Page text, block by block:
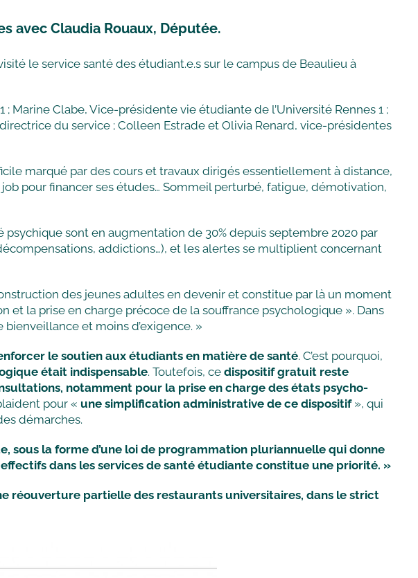
avec Claudia Rouaux, Députée.
le service santé des étudiant.e.s sur le campus de Beaulieu à
Marine Clabe, Vice-présidente vie étudiante de l’Université Rennes 1 ;
du service ; Colleen Estrade et Olivia Renard, vice-présidentes
marqué par des cours et travaux dirigés essentiellement à distance,
pour financer ses études… Sommeil perturbé, fatigue, démotivation,
sont en augmentation de 30% depuis septembre 2020 par
addictions…), et les alertes se multiplient concernant
des jeunes adultes en devenir et constitue par là un moment
la prise en charge précoce de la souffrance psychologique ». Dans
bienveillance et moins d’exigence. »
le soutien aux étudiants en matière de santé. C’est pourquoi,
était indispensable. Toutefois, ce dispositif gratuit reste
notamment pour la prise en charge des états psycho-
pour « une simplification administrative de ce dispositif», qui
démarches.
sous la forme d’une loi de programmation pluriannuelle qui donne
dans les services de santé étudiante constitue une priorité. »
réouverture partielle des restaurants universitaires, dans le strict